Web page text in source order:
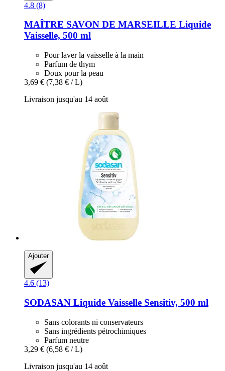
4.8 (8)
MAÎTRE SAVON DE MARSEILLE Liquide
Vaisselle, 500 ml
Pour laver la vaisselle à la main
Parfum de thym
Doux pour la peau
3,69 € (7,38 € / L)
Livraison jusqu'au 14 août
Ajouter
4.6 (13)
SODASAN Liquide Vaisselle Sensitiv, 500 ml
Sans colorants ni conservateurs
Sans ingrédients pétrochimiques
Parfum neutre
3,29 € (6,58 € / L)
Livraison jusqu'au 14 août